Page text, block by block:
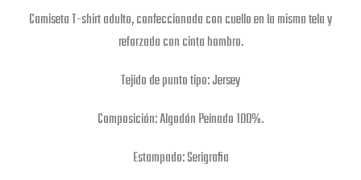
Camiseta T-shirt adulto, confeccionada con cuello en la misma tela y
reforzada con cinta hombro.
Tejido de punto tipo: Jersey
Composición: Algodón Peinado 100%.
Estampado: Serigrafia